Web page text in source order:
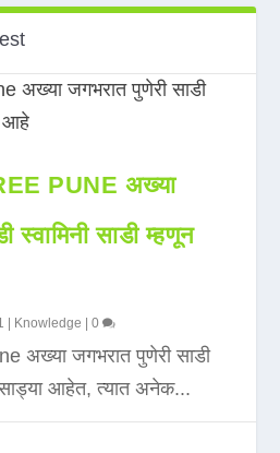
PUNE अख्या
स्वामिनी साडी म्हणून
Knowledge |0
अख्या जगभरात पुणेरी साडी
आहेत, त्यात अनेक...